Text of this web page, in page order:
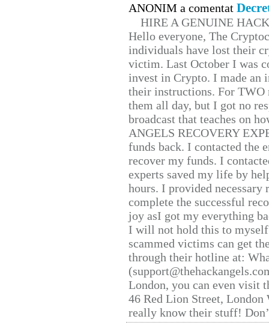
ANONIM a comentat
HIRE A GENUINE
Hello everyone, The
individuals have lost their
victim. Last October I was
invest in Crypto. I made
their instructions. For TWO
them all day, but I got no
broadcast that teaches on
ANGELS RECOVERY
funds back. I contacted the
recover my funds. I
experts saved my life by
hours. I provided
complete the successful
joy asI got my everything
I will not hold this to
scammed victims can get
through their hotline at:
London, you can even visit
46 Red Lion Street, London
really know their stuff!